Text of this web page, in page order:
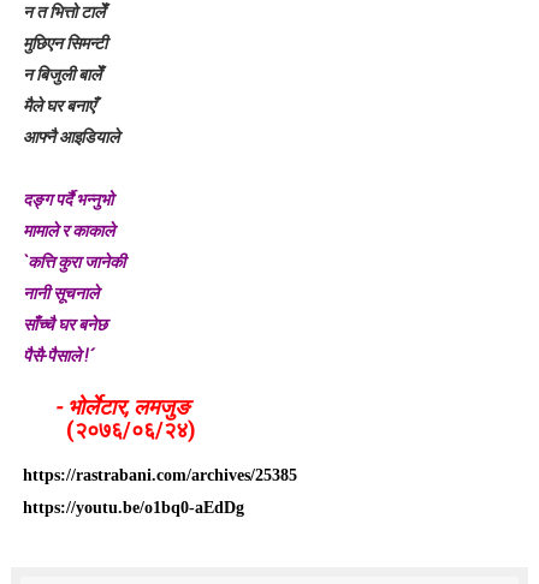
न त भित्तो टालेँ
मुछिएन सिमन्टी
न बिजुली बालेँ
मैले घर बनाएँ
आफ्नै आइडियाले
दङ्ग पर्दै भन्नुभो
मामाले र काकाले
`कत्ति कुरा जानेकी
नानी सूचनाले
साँच्चै घर बनेछ
पैसै-पैसाले !´
- भोर्लेटार, लमजुङ
(२०७६/०६/२४)
https://rastrabani.com/archives/25385
https://youtu.be/o1bq0-aEdDg